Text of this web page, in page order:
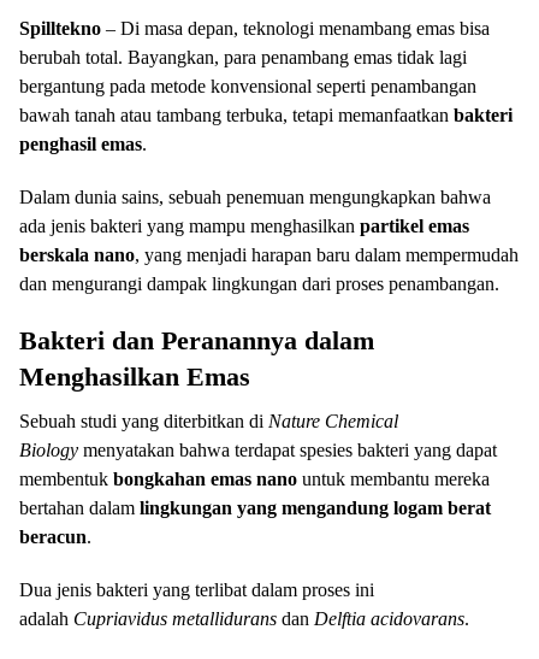
Spilltekno – Di masa depan, teknologi menambang emas bisa
berubah total. Bayangkan, para penambang emas tidak lagi
bergantung pada metode konvensional seperti penambangan
bawah tanah atau tambang terbuka, tetapi memanfaatkan bakteri
penghasil emas.
Dalam dunia sains, sebuah penemuan mengungkapkan bahwa
ada jenis bakteri yang mampu menghasilkan partikel emas
berskala nano, yang menjadi harapan baru dalam mempermudah
dan mengurangi dampak lingkungan dari proses penambangan.
Bakteri dan Peranannya dalam
Menghasilkan Emas
Sebuah studi yang diterbitkan di Nature Chemical
Biology menyatakan bahwa terdapat spesies bakteri yang dapat
membentuk bongkahan emas nano untuk membantu mereka
bertahan dalam lingkungan yang mengandung logam berat
beracun.
Dua jenis bakteri yang terlibat dalam proses ini
adalah Cupriavidus metallidurans dan Delftia acidovarans.